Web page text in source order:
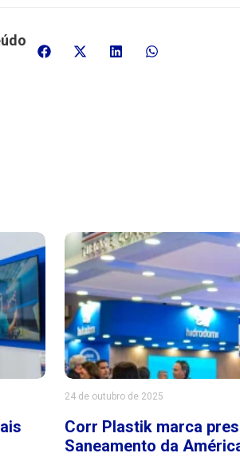
24 de outubro de 2025
Corr Plastik marca
Saneamento da